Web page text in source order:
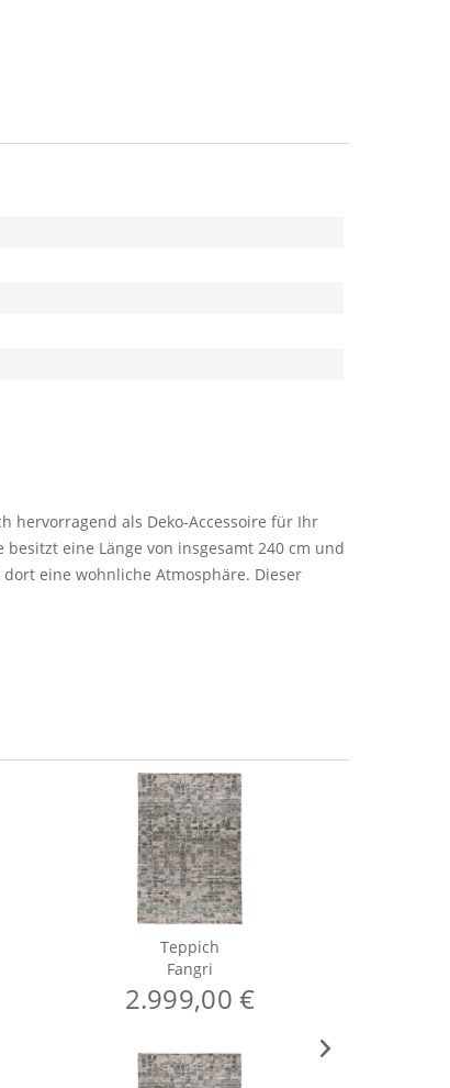
hervorragend als Deko-Accessoire für Ihr
eine Länge von insgesamt 240 cm und
eine wohnliche Atmosphäre. Dieser
Teppich
Fangri
2.999,00 €